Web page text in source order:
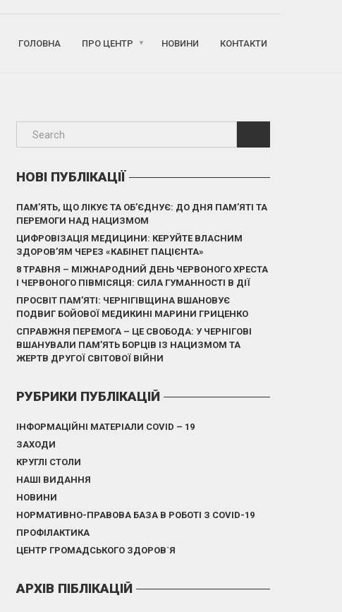
ГОЛОВНА ПРО ЦЕНТР НОВИНИ КОНТАКТИ
НОВІ ПУБЛІКАЦІЇ
ПАМ’ЯТЬ, ЩО ЛІКУЄ ТА ОБ’ЄДНУЄ: ДО ДНЯ ПАМ’ЯТІ ТА
ПЕРЕМОГИ НАД НАЦИЗМОМ
ЦИФРОВІЗАЦІЯ МЕДИЦИНИ: КЕРУЙТЕ ВЛАСНИМ
ЗДОРОВ’ЯМ ЧЕРЕЗ «КАБІНЕТ ПАЦІЄНТА»
8 ТРАВНЯ – МІЖНАРОДНИЙ ДЕНЬ ЧЕРВОНОГО ХРЕСТА
І ЧЕРВОНОГО ПІВМІСЯЦЯ: СИЛА ГУМАННОСТІ В ДІЇ
ПРОСВІТ ПАМ’ЯТІ: ЧЕРНІГІВЩИНА ВШАНОВУЄ
ПОДВИГ БОЙОВОЇ МЕДИКИНІ МАРИНИ ГРИЦЕНКО
СПРАВЖНЯ ПЕРЕМОГА – ЦЕ СВОБОДА: У ЧЕРНІГОВІ
ВШАНУВАЛИ ПАМ’ЯТЬ БОРЦІВ ІЗ НАЦИЗМОМ ТА
ЖЕРТВ ДРУГОЇ СВІТОВОЇ ВІЙНИ
РУБРИКИ ПУБЛІКАЦІЙ
ІНФОРМАЦІЙНІ МАТЕРІАЛИ COVID – 19
ЗАХОДИ
КРУГЛІ СТОЛИ
НАШІ ВИДАННЯ
НОВИНИ
НОРМАТИВНО-ПРАВОВА БАЗА В РОБОТІ З COVID-19
ПРОФІЛАКТИКА
ЦЕНТР ГРОМАДСЬКОГО ЗДОРОВ`Я
АРХІВ ПІБЛІКАЦІЙ